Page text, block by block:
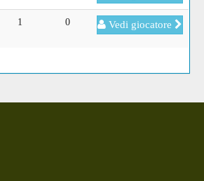
1 0 Vedi giocatore